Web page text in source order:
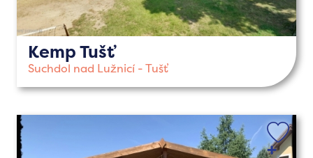
Kemp Tušť
Suchdol nad Lužnicí - Tušť